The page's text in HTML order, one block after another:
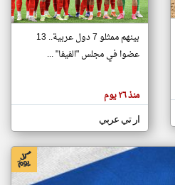
تغيير الدولة
اخبار جزر القمر على مدار الساعة
أهم اخبار جزر القمر العاجلة والمباشرة
بينهم ممثلو 7 دول عربية.. 13
عضوا في مجلس "الفيفا" ...
منذ ٢٦ يوم
ار تي عربي
klyoum.com